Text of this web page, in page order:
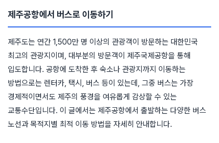
제주공항에서 버스로 이동하기
제주도는 연간 1,500만 명 이상의 관광객이 방문하는 대한민국
최고의 관광지이며, 대부분의 방문객이 제주국제공항을 통해
입도합니다. 공항에 도착한 후 숙소나 관광지까지 이동하는
방법으로는 렌터카, 택시, 버스 등이 있는데, 그중 버스는 가장
경제적이면서도 제주의 풍경을 여유롭게 감상할 수 있는
교통수단입니다. 이 글에서는 제주공항에서 출발하는 다양한 버스
노선과 목적지별 최적 이동 방법을 자세히 안내합니다.